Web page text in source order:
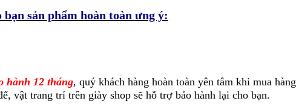
sản phẩm hoàn toàn ưng ý:
hành 12 tháng, quý khách hàng hoàn toàn yên tâm khi mua hàng
vật trang trí trên giày shop sẽ hỗ trợ bảo hành lại cho bạn.